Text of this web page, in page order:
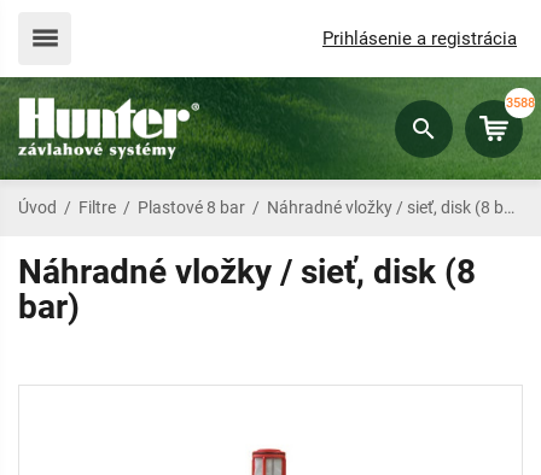
Prihlásenie a registrácia
3588
Úvod / Filtre / Plastové 8 bar / Náhradné vložky / sieť, disk (8 bar)
Náhradné vložky / sieť, disk (8
bar)